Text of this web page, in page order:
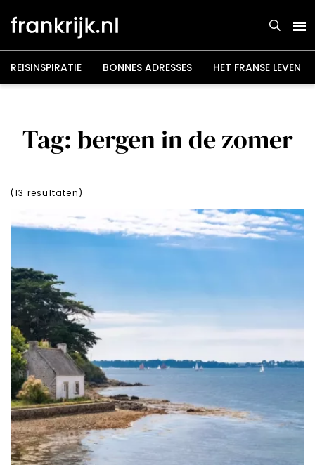
naar
inhoud
REISINSPIRATIE BONNES ADRESSES HET FRANSE LEVEN
Tag: bergen in de zomer
(13 resultaten)